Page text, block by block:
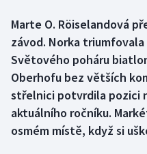
Box
Curling
Dostihy
Florbal
Marte O. Röiselandová
závod. Norka
Světového poháru
Oberhofu bez větších
střelnici potvrdila pozici
aktuálního ročníku.
osmém místě, když si